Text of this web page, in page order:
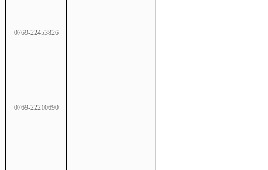
0769-22453826
0769-22210690